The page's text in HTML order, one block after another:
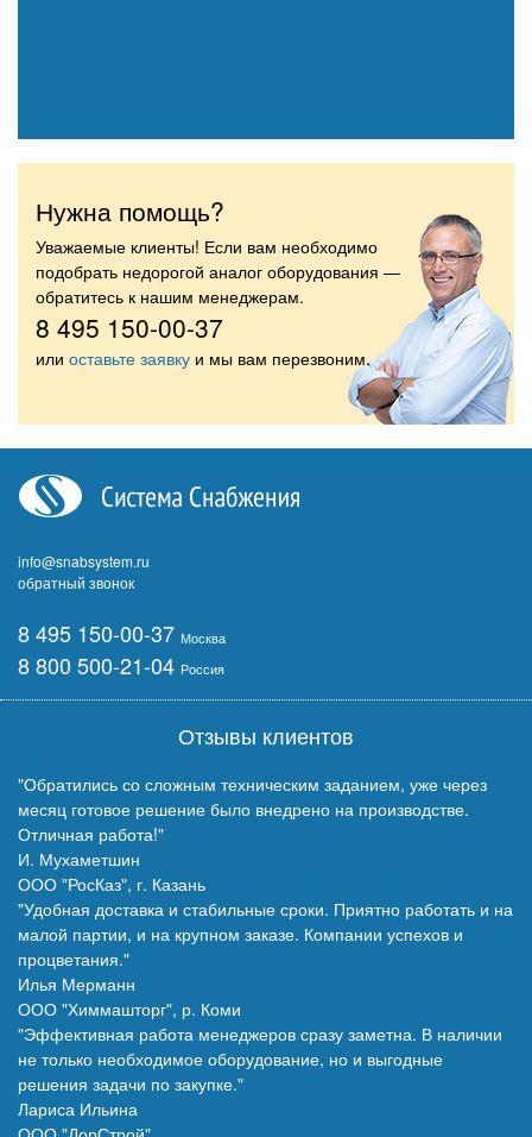
Нужна помощь?
Уважаемые клиенты! Если вам необходимо
подобрать недорогой аналог оборудования —
обратитесь к нашим менеджерам.
8 495 150-00-37
или оставьте заявку и мы вам перезвоним.
info@snabsystem.ru
обратный звонок
8 495 150-00-37 Москва
8 800 500-21-04 Россия
Отзывы клиентов
"Обратились со сложным техническим заданием, уже через
месяц готовое решение было внедрено на производстве.
Отличная работа!"
И. Мухаметшин
ООО "РосКаз", г. Казань
"Удобная доставка и стабильные сроки. Приятно работать и на
малой партии, и на крупном заказе. Компании успехов и
процветания."
Илья Мерманн
ООО "Химмашторг", р. Коми
"Эффективная работа менеджеров сразу заметна. В наличии
не только необходимое оборудование, но и выгодные
решения задачи по закупке."
Лариса Ильина